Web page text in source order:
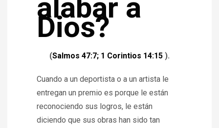
alabar a
Dios?
(Salmos 47:7; 1 Corintios 14:15 ).
Cuando a un deportista o a un artista le
entregan un premio es porque le están
reconociendo sus logros, le están
diciendo que sus obras han sido tan